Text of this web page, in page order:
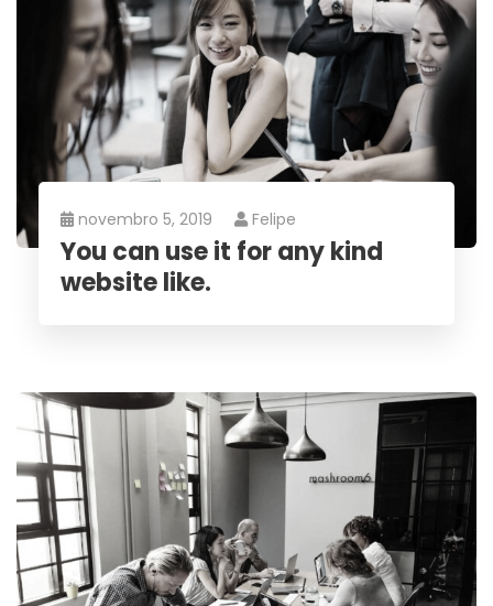
novembro 5, 2019 Felipe
You can use it for any kind
website like.